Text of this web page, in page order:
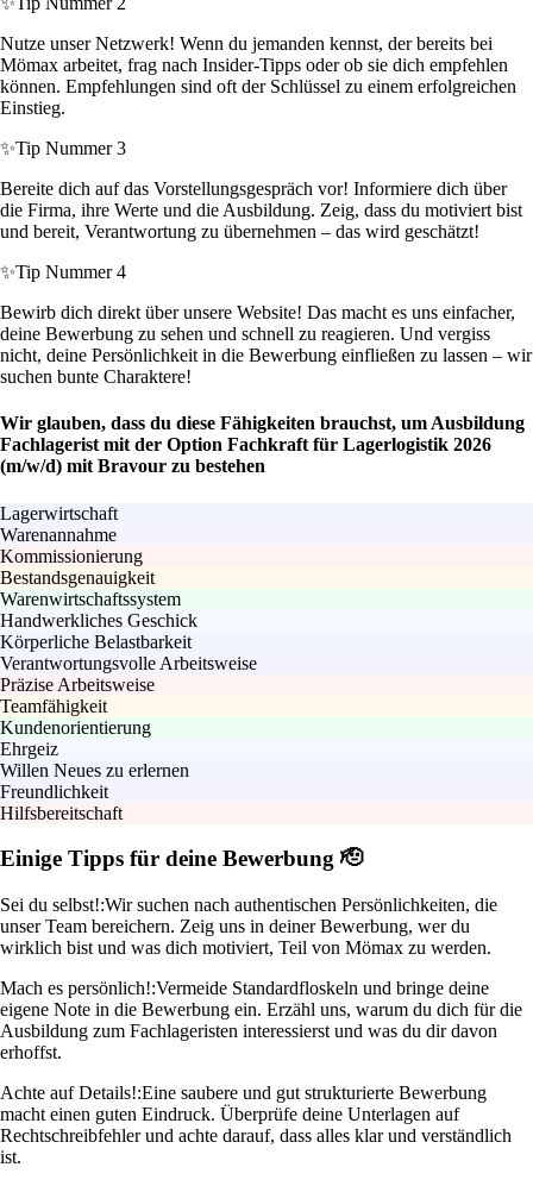
Nutze unser Netzwerk! Wenn du jemanden kennst, der bereits bei
Mömax arbeitet, frag nach Insider-Tipps oder ob sie dich empfehlen
können. Empfehlungen sind oft der Schlüssel zu einem erfolgreichen
Einstieg.
✨Tip Nummer 3
Bereite dich auf das Vorstellungsgespräch vor! Informiere dich über
die Firma, ihre Werte und die Ausbildung. Zeig, dass du motiviert bist
und bereit, Verantwortung zu übernehmen – das wird geschätzt!
✨Tip Nummer 4
Bewirb dich direkt über unsere Website! Das macht es uns einfacher,
deine Bewerbung zu sehen und schnell zu reagieren. Und vergiss
nicht, deine Persönlichkeit in die Bewerbung einfließen zu lassen – wir
suchen bunte Charaktere!
Wir glauben, dass du diese Fähigkeiten brauchst, um Ausbildung
Fachlagerist mit der Option Fachkraft für Lagerlogistik 2026
(m/w/d) mit Bravour zu bestehen
Lagerwirtschaft
Warenannahme
Kommissionierung
Bestandsgenauigkeit
Warenwirtschaftssystem
Handwerkliches Geschick
Körperliche Belastbarkeit
Verantwortungsvolle Arbeitsweise
Präzise Arbeitsweise
Teamfähigkeit
Kundenorientierung
Ehrgeiz
Willen Neues zu erlernen
Freundlichkeit
Hilfsbereitschaft
Einige Tipps für deine Bewerbung 🫡
Sei du selbst!:Wir suchen nach authentischen Persönlichkeiten, die
unser Team bereichern. Zeig uns in deiner Bewerbung, wer du
wirklich bist und was dich motiviert, Teil von Mömax zu werden.
Mach es persönlich!:Vermeide Standardfloskeln und bringe deine
eigene Note in die Bewerbung ein. Erzähl uns, warum du dich für die
Ausbildung zum Fachlageristen interessierst und was du dir davon
erhoffst.
Achte auf Details!:Eine saubere und gut strukturierte Bewerbung
macht einen guten Eindruck. Überprüfe deine Unterlagen auf
Rechtschreibfehler und achte darauf, dass alles klar und verständlich
ist.